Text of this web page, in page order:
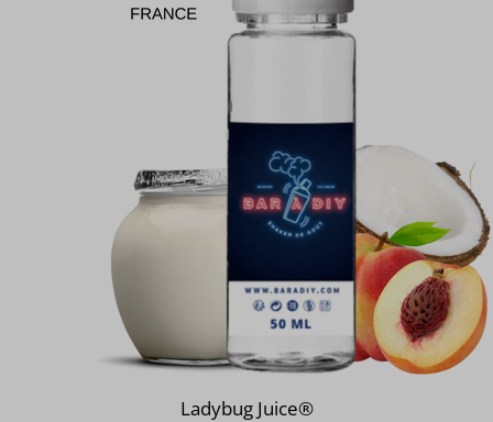
Ladybug Juice®